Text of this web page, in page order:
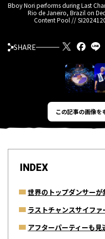
SHARE
この記事の画像を
Bboy Nori performs during Last
Rio de Janeiro, Brazil on
Content Pool //
INDEX
世界のトップダンサーが
ラストチャンスサイファ
アフターパーティーも見